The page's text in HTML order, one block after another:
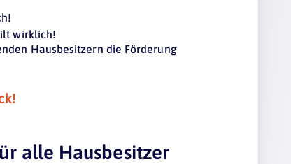
wirklich!
Hausbesitzern die Förderung
alle Hausbesitzer